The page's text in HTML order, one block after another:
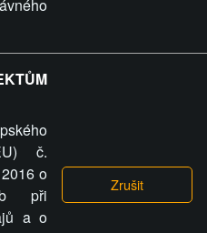
na náhradu škody nebo
újmy.
zvrácenej. To jen
č.
o
při
a o